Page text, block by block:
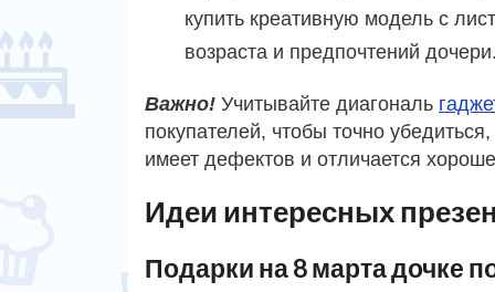
купить креативную модель с
возраста и предпочтений
Важно! Учитывайте диагональ
покупателей, чтобы точно
имеет дефектов и отличается
Идеи интересных
Подарки на 8 марта дочке